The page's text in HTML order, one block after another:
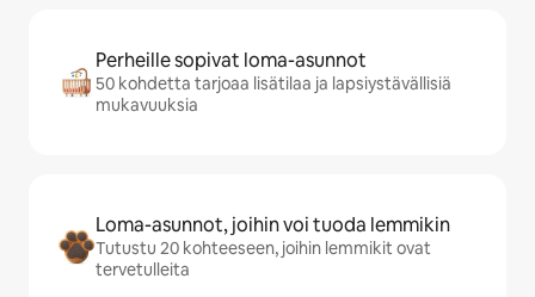
Perheille sopivat loma-asunnot
50 kohdetta tarjoaa lisätilaa ja lapsiystävällisiä
mukavuuksia
Loma-asunnot, joihin voi tuoda lemmikin
Tutustu 20 kohteeseen, joihin lemmikit ovat
tervetulleita